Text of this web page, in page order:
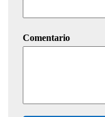
Comentario